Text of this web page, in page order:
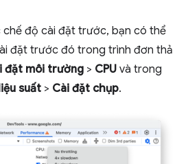
chế độ cài đặt trước, bạn có thể
đặt trước đó trong trình đơn thả
đặt môi trường > CPU và trong
suất > Cài đặt chụp.